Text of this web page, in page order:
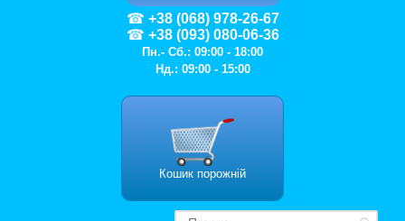
+38 (068) 978-26-67
+38 (093) 080-06-36
Пн.- Сб.: 09:00 - 18:00
Нд.: 09:00 - 15:00
Кошик порожній